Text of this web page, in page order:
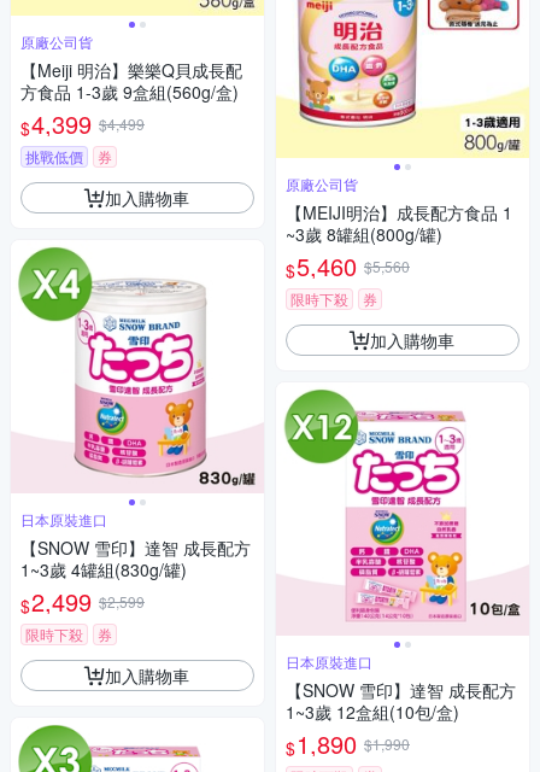
原廠公司貨
【Meiji 明治】樂樂Q貝成長配
方食品 1-3歲 9盒組(560g/盒)
$4,399 $4,499
挑戰低價
券
加入購物車
日本原裝進口
【SNOW 雪印】達智 成長配方
1~3歲 4罐組(830g/罐)
$2,499 $2,599
限時下殺
券
加入購物車
原廠公司貨
【MEIJI明治】成長配方食品 1
~3歲 8罐組(800g/罐)
$5,460 $5,560
限時下殺
券
加入購物車
日本原裝進口
【SNOW 雪印】達智 成長配方
1~3歲 12盒組(10包/盒)
$1,890 $1,990